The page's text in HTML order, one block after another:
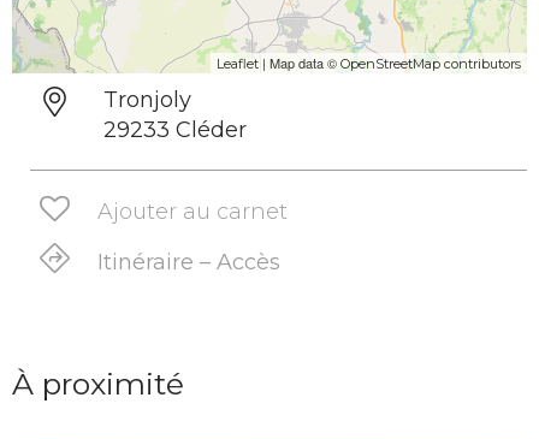
Leaflet | Map data © OpenStreetMap contributors
Tronjoly
29233 Cléder
Ajouter au carnet
Itinéraire – Accès
À proximité